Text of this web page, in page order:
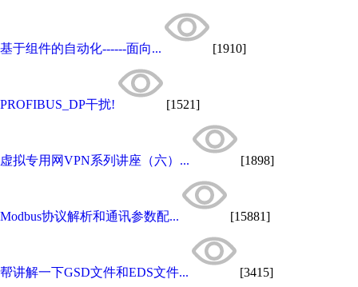
基于组件的自动化------面向... [1910]
PROFIBUS_DP干扰! [1521]
虚拟专用网VPN系列讲座（六）... [1898]
Modbus协议解析和通讯参数配... [15881]
帮讲解一下GSD文件和EDS文件... [3415]